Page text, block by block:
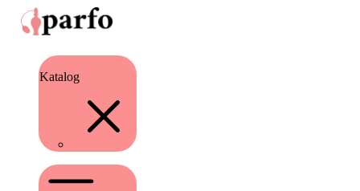
Katalog